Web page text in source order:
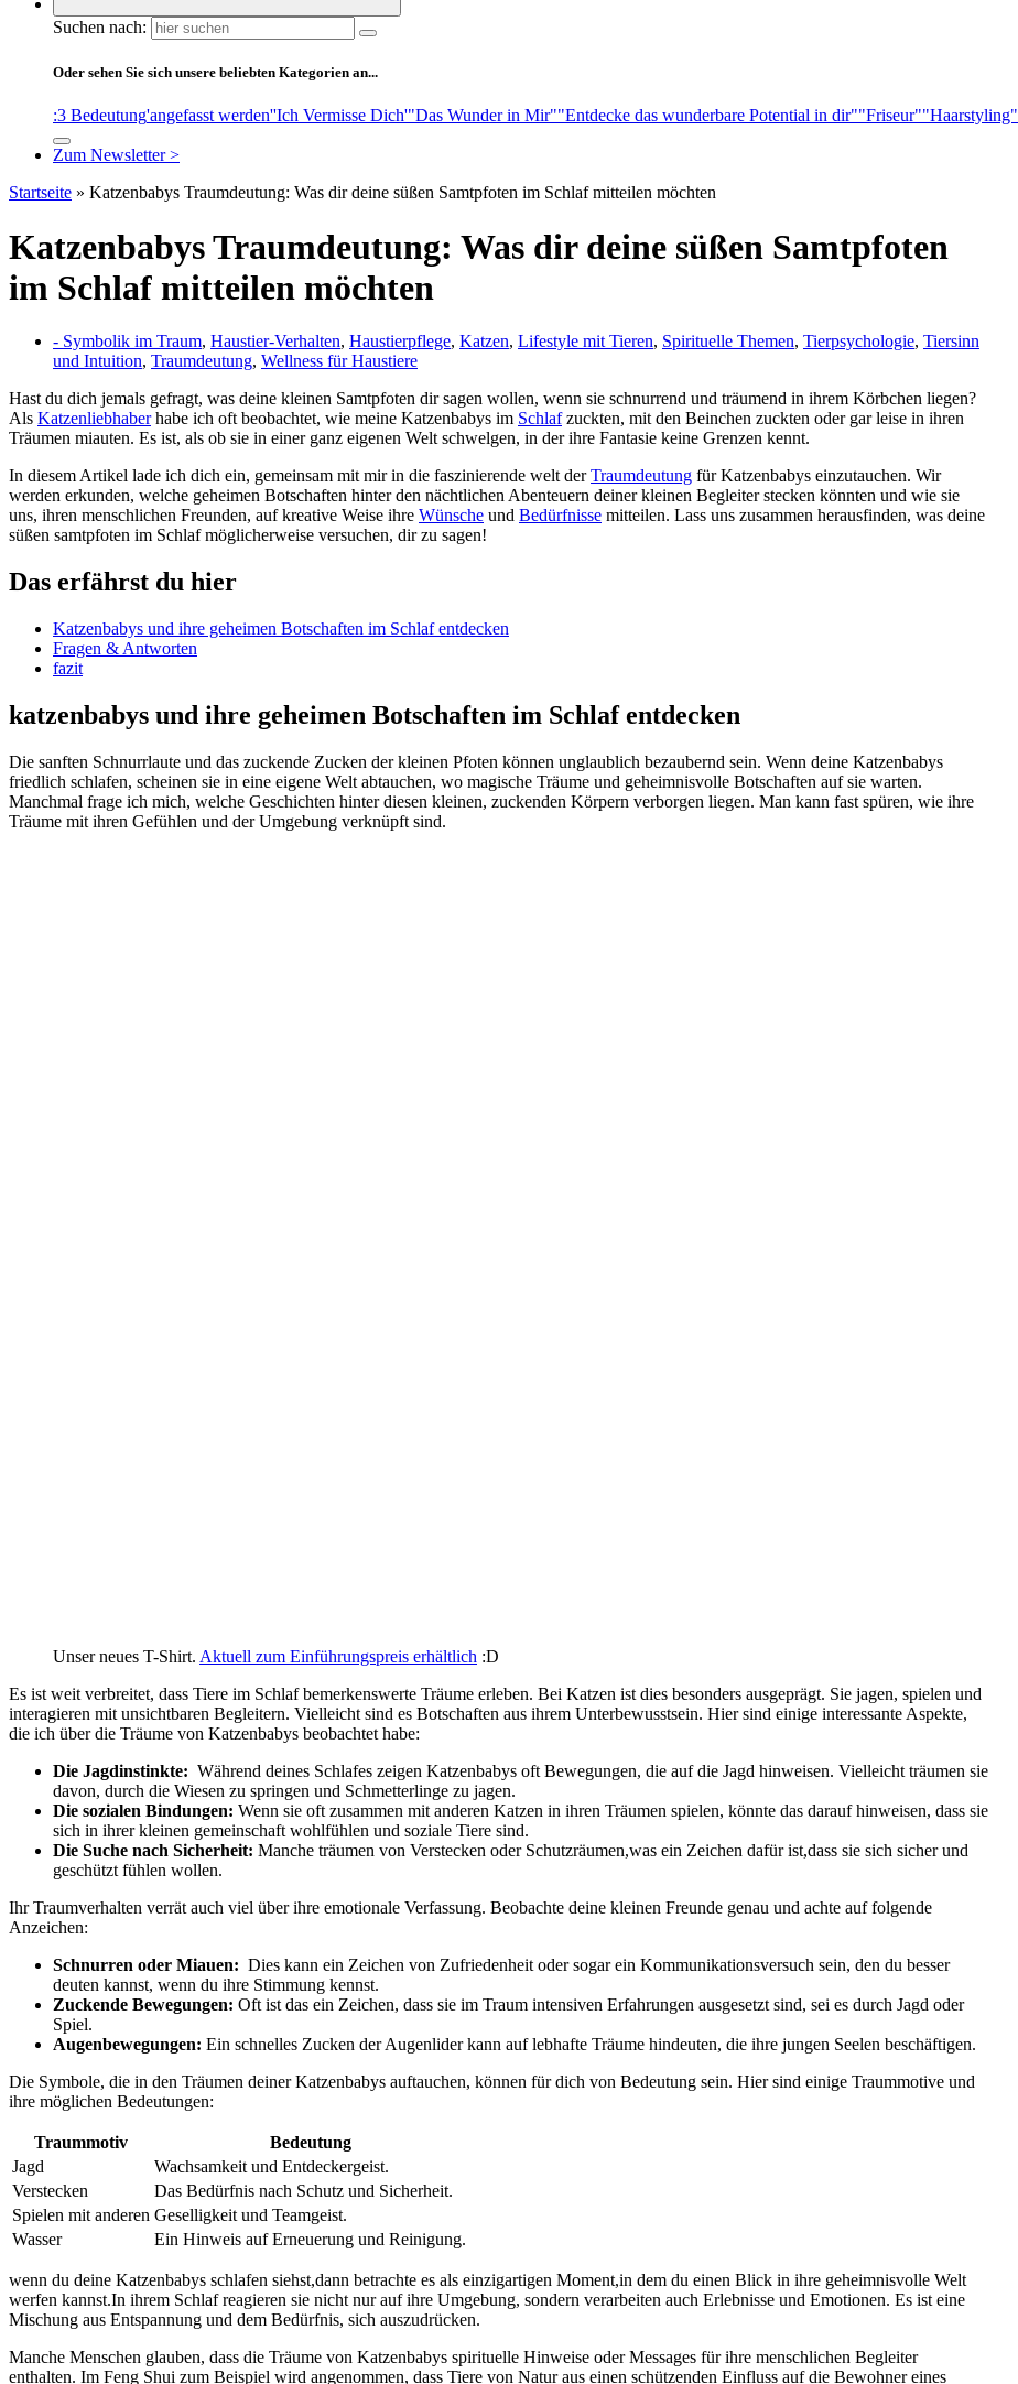
Suchen nach:
Oder sehen Sie sich unsere beliebten Kategorien an...
:3 Bedeutung'angefasst werden''Ich Vermisse Dich'"Das Wunder in Mir""Entdecke das wunderbare Potential in dir""Friseur""Haarstyling"
Zum Newsletter >
Startseite » Katzenbabys Traumdeutung: Was dir deine süßen Samtpfoten im Schlaf mitteilen möchten
Katzenbabys Traumdeutung: Was dir deine süßen Samtpfoten
im Schlaf mitteilen möchten
- Symbolik im Traum, Haustier-Verhalten, Haustierpflege, Katzen, Lifestyle mit Tieren, Spirituelle Themen, Tierpsychologie, Tiersinn
und Intuition, Traumdeutung, Wellness für Haustiere
Hast du dich jemals gefragt, was deine kleinen Samtpfoten ‌dir sagen wollen, wenn sie schnurrend und träumend in ihrem Körbchen liegen?
Als Katzenliebhaberhabe ich oft beobachtet, wie meine Katzenbabys ‍im ​ Schlafzuckten, mit den⁤ Beinchen zuckten oder ‌gar leise ‌in‌ ihren
Träumen miauten. Es ist, als ob sie in einer ganz eigenen Welt schwelgen, in der ihre Fantasie keine Grenzen kennt. ‍
In ‍diesem Artikel lade ich dich ein, gemeinsam mit mir in die faszinierende welt‌ derTraumdeutung für Katzenbabys einzutauchen. Wir
werden ⁤erkunden, welche geheimen‍ Botschaften hinter den nächtlichen Abenteuern deiner ​kleinen Begleiter stecken könnten und wie sie
⁢uns, ⁤ihren menschlichen Freunden, auf kreative Weise ihre Wünsche und Bedürfnisse mitteilen. Lass uns zusammen herausfinden, was deine
süßen samtpfoten im Schlaf möglicherweise versuchen, dir zu sagen!
Das erfährst‌ du hier
Katzenbabys und ihre⁣ geheimen Botschaften​ im Schlaf entdecken
Fragen & Antworten
fazit
katzenbabys und ‌ihre geheimen ⁣Botschaften im Schlaf entdecken
Die sanften Schnurrlaute und das zuckende Zucken der‍ kleinen Pfoten können ‌unglaublich bezaubernd sein.⁢ Wenn deine Katzenbabys
friedlich schlafen, ​scheinen sie in eine​ eigene Welt abtauchen, ‍wo magische Träume und geheimnisvolle Botschaften auf sie warten.
Manchmal frage ich mich, welche Geschichten hinter diesen kleinen, zuckenden Körpern verborgen liegen. Man kann fast spüren, wie​ ihre⁣
Träume mit ⁢ihren Gefühlen und ⁤der Umgebung verknüpft sind.
Unser neues T-Shirt. Aktuell zum Einführungspreis erhältlich :D
Es ist weit verbreitet, dass Tiere im Schlaf bemerkenswerte‌ Träume erleben. Bei Katzen ist‍ dies besonders ausgeprägt. Sie jagen,⁤ spielen und
‍interagieren mit unsichtbaren Begleitern. Vielleicht sind ‌es Botschaften aus ihrem ‍Unterbewusstsein. Hier‌ sind einige interessante Aspekte,
die ich über die Träume von Katzenbabys beobachtet‌ habe:
Die ⁤Jagdinstinkte: ⁣ Während deines Schlafes zeigen Katzenbabys oft Bewegungen, die auf die Jagd ‌hinweisen. Vielleicht träumen sie‍
davon, durch die Wiesen zu springen⁤ und Schmetterlinge zu jagen.
Die sozialen Bindungen: Wenn sie oft zusammen mit anderen Katzen in ihren Träumen spielen, könnte das​ darauf hinweisen, ‍dass⁢ sie
sich in ihrer kleinen gemeinschaft wohlfühlen und soziale Tiere sind.
Die Suche nach Sicherheit: Manche träumen von Verstecken⁢ oder⁢ Schutzräumen,was ⁣ein Zeichen dafür ist,dass ‍sie sich sicher ‌und
geschützt fühlen⁤ wollen.
Ihr Traumverhalten ⁤verrät auch viel⁣ über ihre emotionale⁣ Verfassung. Beobachte deine kleinen Freunde‍ genau und achte ‍auf folgende
Anzeichen:
Schnurren oder Miauen: ⁢ Dies ​kann ein Zeichen von Zufriedenheit oder sogar ein Kommunikationsversuch ⁣sein, den du besser
deuten kannst,​ wenn du ihre Stimmung kennst.
Zuckende Bewegungen: Oft ist das ein Zeichen, ⁣dass sie im Traum ‌intensiven Erfahrungen ausgesetzt sind, sei es durch Jagd oder
Spiel.
Augenbewegungen: Ein schnelles Zucken der Augenlider kann auf lebhafte Träume hindeuten, die ihre jungen Seelen beschäftigen.
Die Symbole, die in den Träumen deiner Katzenbabys auftauchen, können für ‌dich von Bedeutung sein. Hier sind einige ⁢Traummotive und
ihre⁣ möglichen Bedeutungen:
Traummotiv
Bedeutung
Jagd
Wachsamkeit und Entdeckergeist.
Verstecken
Das Bedürfnis nach Schutz und Sicherheit.
Spielen mit anderen Geselligkeit und Teamgeist.
Wasser
Ein Hinweis auf Erneuerung und Reinigung.
wenn du deine Katzenbabys⁤ schlafen siehst,dann betrachte ⁢es als einzigartigen Moment,in dem du einen Blick in ihre geheimnisvolle Welt
werfen kannst.In‍ ihrem Schlaf reagieren sie nicht nur​ auf ihre Umgebung, sondern verarbeiten auch Erlebnisse und Emotionen. Es ist eine
Mischung ⁤aus Entspannung ​und dem Bedürfnis, sich‍ auszudrücken.
Manche Menschen glauben, dass die Träume von Katzenbabys spirituelle Hinweise oder Messages für ⁣ihre menschlichen Begleiter
enthalten. Im⁢ Feng Shui ⁢zum Beispiel ‌wird angenommen, ⁤dass Tiere von Natur aus einen schützenden ​Einfluss auf die Bewohner eines